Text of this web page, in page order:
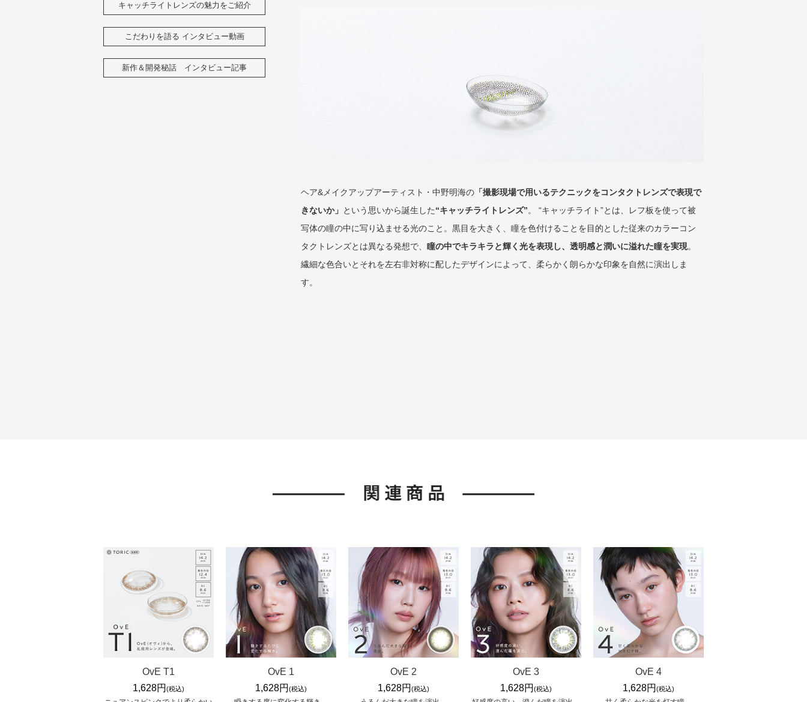
キャッチライトレンズの魅力をご紹介
こだわりを語る インタビュー動画
新作＆開発秘話 インタビュー記事
ヘア&メイクアップアーティスト・中野明海の 「撮影現場で用いるテクニックをコンタクトレンズで表現で
きないか」 という思いから誕生した“キャッチライトレンズ”。 “キャッチライト”とは、レフ板を使って被
写体の瞳の中に写り込ませる光のこと。黒目を大きく、瞳を色付けることを目的とした従来のカラーコン
タクトレンズとは異なる発想で、 瞳の中でキラキラと輝く光を表現し、透明感と潤いに溢れた瞳を実現。
繊細な色合いとそれを左右非対称に配したデザインによって、柔らかく朗らかな印象を自然に演出しま
す。
OvE T1
1,628円 (税込)
OvE 1
1,628円 (税込)
OvE 2
1,628円 (税込)
OvE 3
1,628円 (税込)
OvE 4
1,628円 (税込)